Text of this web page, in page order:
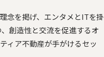
念を掲げ、エンタメとITを掛
創造性と交流を促進するオ
ィア不動産が手がけるセッ